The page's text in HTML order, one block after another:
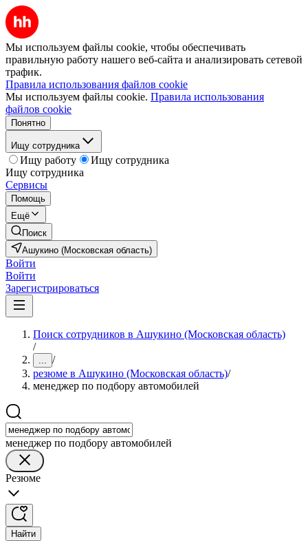
Мы используем файлы cookie, чтобы обеспечивать
правильную работу нашего веб-сайта и анализировать сетевой
трафик.
Правила использования файлов cookie
Мы используем файлы cookie. Правила использования
файлов cookie
Понятно
Ищу сотрудника
Ищу работу
Ищу сотрудника
Ищу сотрудника
Сервисы
Помощь
Ещё
Поиск
Ашукино (Московская область)
Войти
Войти
Зарегистрироваться
Поиск сотрудников в Ашукино (Московская область)
/
... /
резюме в Ашукино (Московская область)/
менеджер по подбору автомобилей
менеджер по подбору автомобилей
Резюме
Найти